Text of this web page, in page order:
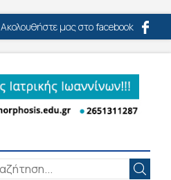
Ακολουθήστε μας στο facebook